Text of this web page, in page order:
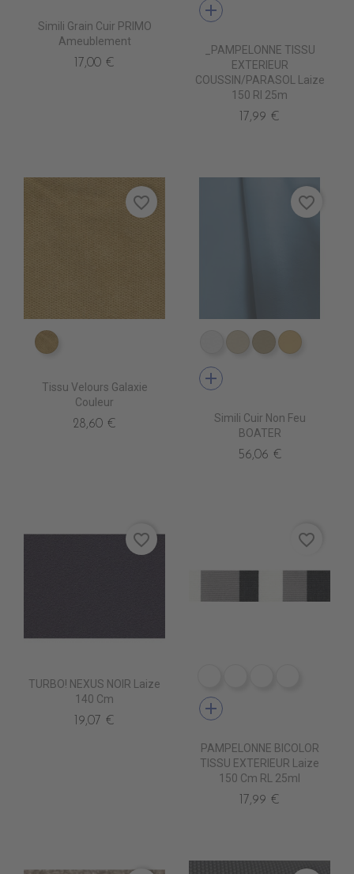
Simili Grain Cuir PRIMO
Ameublement
17,00 €
add
_PAMPELONNE TISSU
EXTERIEUR
COUSSIN/PARASOL Laize
150 Rl 25m
17,99 €
ES1811 ECALIN
Tissu Velours Galaxie
Couleur
28,60 €
favorite_border
EN3500 BLANC
EN3510 IVOIRE
EN3520EN3530
add
Simili Cuir Non Feu
BOATER
56,06 €
favorite_border
TURBO! NEXUS NOIR Laize
140 Cm
19,07 €
favorite_border
add
PAMPELONNE BICOLOR
TISSU EXTERIEUR Laize
150 Cm RL 25ml
17,99 €
favorite_border